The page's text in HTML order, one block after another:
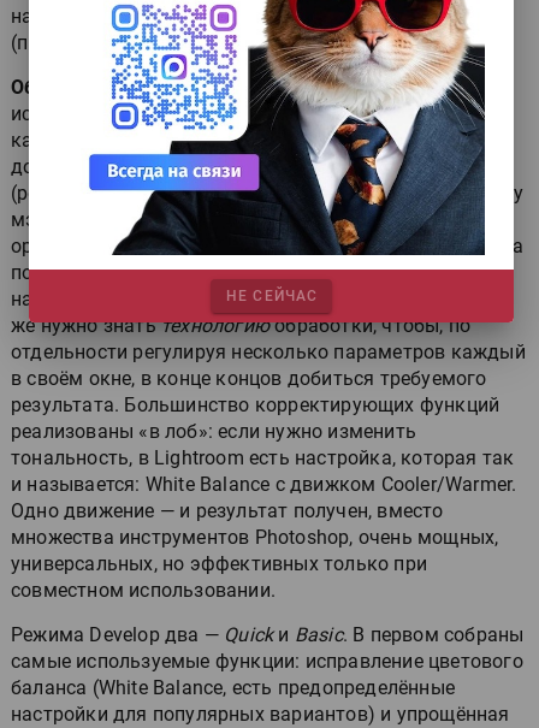
набор, разве что рейтинга, как в Picasa, нет
(предлагается устанавливать «Пометки»).
Обработка |Если Bridge позиционировался
исключительно как каталогизатор, то Lightroom
кардинально изменил образ утилиты: в него
добавлены широкие возможности цветокоррекции
(режим Develop). Нельзя сказать, что они слабее, чем у
мэтра, они — другие, и иногда удобнее из-за
ориентации именно на фотографа, а не на специалиста
по препрессу. Несомненный плюс — наглядность: все
настройки сосредоточены в одном окне, в Photoshop
же нужно знатьтехнологиюобработки, чтобы, по
отдельности регулируя несколько параметров каждый
в своём окне, в конце концов добиться требуемого
результата. Большинство корректирующих функций
реализованы «в лоб»: если нужно изменить
тональность, в Lightroom есть настройка, которая так
и называется: White Balance с движком Cooler/Warmer.
Одно движение — и результат получен, вместо
множества инструментов Photoshop, очень мощных,
универсальных, но эффективных только при
совместном использовании.
Режима Develop два — Quickи Basic. В первом собраны
самые используемые функции: исправление цветового
баланса (White Balance, есть предопределённые
настройки для популярных вариантов) и упрощённая
НЕ СЕЙЧАС